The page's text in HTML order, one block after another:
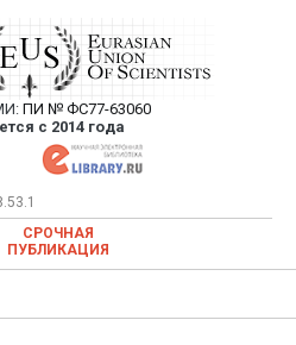
Союз Ученых —
статей в
научном журнале
ПИ № ФС77-63060
с 2014 года
— публикация научных статей в
научном журнале
СРОЧНАЯ
ПУБЛИКАЦИЯ